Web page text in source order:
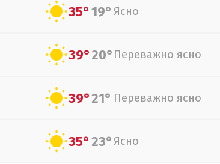
35°19° Ясно
39°20° Переважно ясно
39°21° Переважно ясно
35°23° Ясно